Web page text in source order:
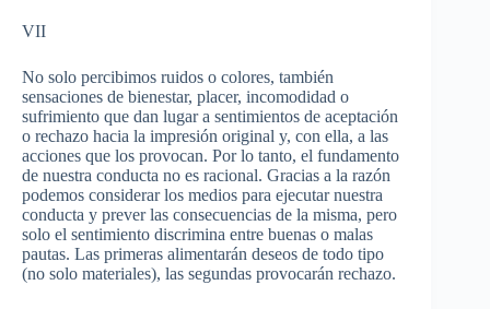
VII
No solo percibimos ruidos o colores, también
sensaciones de bienestar, placer, incomodidad o
sufrimiento que dan lugara sentimientos de aceptación
o rechazo hacia la impresión original y, con ella, a las
acciones que los provocan. Porlo tanto, el fundamento
de nuestra conducta no es racional. Gracias a la razón
podemos considerarlos medios para ejecutar nuestra
conducta y prever las consecuencias de la misma, pero
solo el sentimiento discrimina entre buenas o malas
pautas. Las primeras alimentarán deseos de todo tipo
(no solo materiales), las segundas provocarán rechazo.